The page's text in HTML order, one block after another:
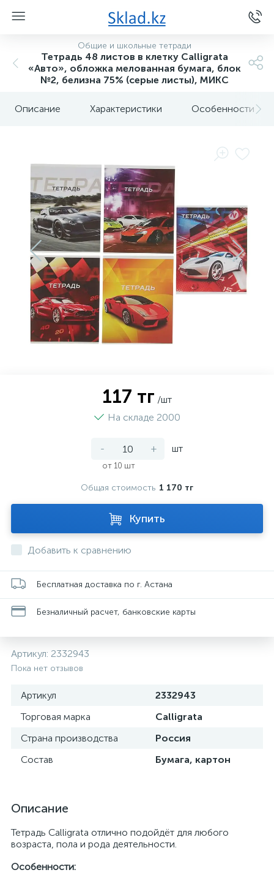
Общие и школьные тетради
Тетрадь 48 листов в клетку Calligrata
«Авто», обложка мелованная бумага, блок
№2, белизна 75% (серые листы), МИКС
Описание Характеристики Особенности
117 тг /шт
На складе 2000
- + шт
от 10 шт
Общая стоимость 1 170 тг
Купить
Добавить к сравнению
Бесплатная доставка по г. Астана
Безналичный расчет, банковские карты
Артикул: 2332943
Пока нет отзывов
Артикул
2332943
Торговая марка
Calligrata
Страна производства
Россия
Состав
Бумага, картон
Описание
Тетрадь Calligrata отлично подойдёт для любого
возраста, пола и рода деятельности.
Особенности: